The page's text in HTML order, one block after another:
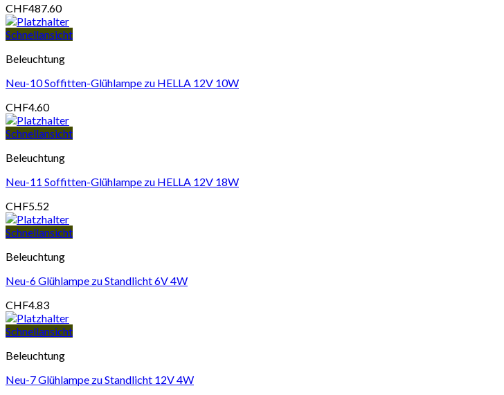
CHF487.60
Schnellansicht
Beleuchtung
Neu-10 Soffitten-Glühlampe zu HELLA 12V 10W
CHF4.60
Schnellansicht
Beleuchtung
Neu-11 Soffitten-Glühlampe zu HELLA 12V 18W
CHF5.52
Schnellansicht
Beleuchtung
Neu-6 Glühlampe zu Standlicht 6V 4W
CHF4.83
Schnellansicht
Beleuchtung
Neu-7 Glühlampe zu Standlicht 12V 4W